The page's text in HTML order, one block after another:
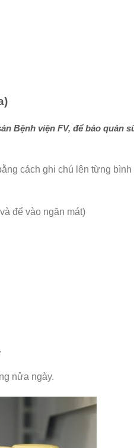
Bệnh viện FV, để bảo quản
cách ghi chú lên từng bình
để vào ngăn mát)
nửa ngày.